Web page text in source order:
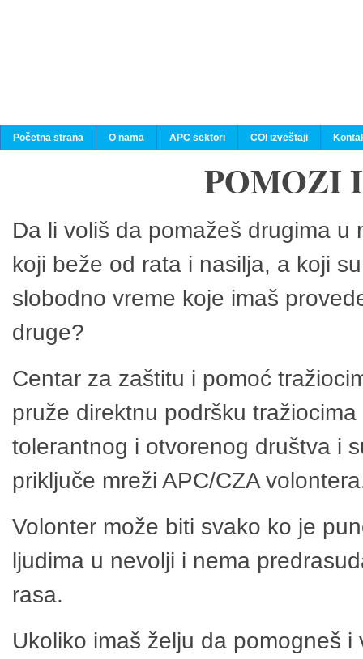
Početna strana O nama APC sektori COI izveštaji
POMOZI
Da li voliš da pomažeš drugima
koji beže od rata i nasilja, a koji
slobodno vreme koje imaš
druge?
Centar za zaštitu i pomoć
pruže direktnu podršku
tolerantnog i otvorenog društva i
priključe mreži APC/CZA
Volonter može biti svako ko je
ljudima u nevolji i nema
rasa.
Ukoliko imaš želju da pomogneš